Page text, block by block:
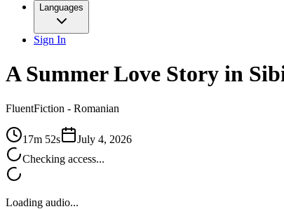
Languages
Sign In
A Summer Love Story in
FluentFiction - Romanian
17m 52s
July 4, 2026
Checking access...
Loading audio...